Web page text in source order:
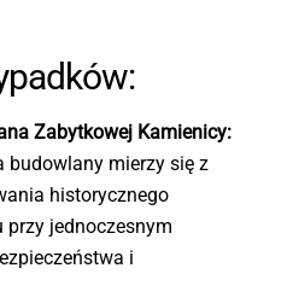
Zabytkowej Kamienicy:
budowlany mierzy się z
historycznego
przy jednoczesnym
i